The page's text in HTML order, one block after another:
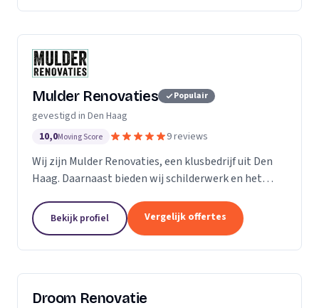
Mulder Renovaties Populair
gevestigd in Den Haag
10,0Moving Score 9 reviews
Wij zijn Mulder Renovaties, een klusbedrijf uit Den
Haag. Daarnaast bieden wij schilderwerk en het
Bekijk profiel Vergelijk offertes
Droom Renovatie